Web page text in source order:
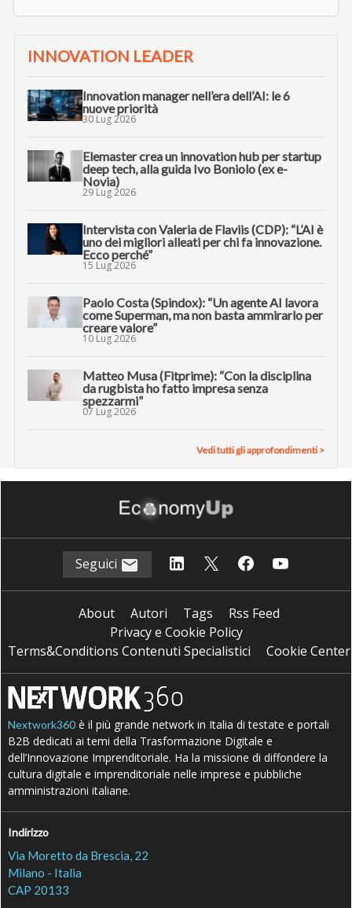
INNOVATION LEADER
Innovation manager nell’era dell’AI: le 6
nuove priorità
30 Lug 2026
Elemaster crea un innovation hub per startup
deep tech, alla guida Ivo Boniolo (ex e-
Novia)
29 Lug 2026
Intervista con Valeria de Flaviis (CDP): “L’AI è
uno dei migliori alleati per chi fa innovazione.
Ecco perché”
15 Lug 2026
Paolo Costa (Spindox): “Un agente AI lavora
come Superman, ma non basta ammirarlo per
creare valore”
10 Lug 2026
Matteo Musa (Fitprime): “Con la disciplina
da rugbista ho fatto impresa senza
spezzarmi”
07 Lug 2026
Vedi tutti gli approfondimenti >
Seguici
About Autori Tags
Rss Feed
Privacy e Cookie Policy
Terms&Conditions Contenuti Specialistici
Cookie Center
Nextwork360 è il più grande network in Italia di testate e portali
B2B dedicati ai temi della Trasformazione Digitale e
dell’Innovazione Imprenditoriale. Ha la missione di diffondere la
cultura digitale e imprenditoriale nelle imprese e pubbliche
amministrazioni italiane.
Indirizzo
Via Moretto da Brescia, 22
Milano - Italia
CAP 20133